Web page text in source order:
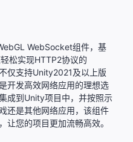
WebSocket组件，基
松实现HTTP2协议的
仅支持Unity2021及以上版
开发高效网络应用的理想选
成到Unity项目中，并按照示
还是其他网络应用，该组件
让您的项目更加流畅高效。